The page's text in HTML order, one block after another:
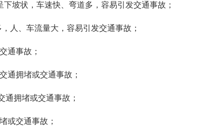
坡状，车速快、弯道多，容易引发交通事故；
人、车流量大，容易引发交通事故；
通事故；
通拥堵或交通事故；
通拥堵或交通事故；
或交通事故；